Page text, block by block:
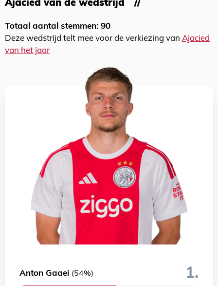
Ajacied van de wedstrijd
Totaal aantal stemmen: 90
Deze wedstrijd telt mee voor de verkiezing van Ajacied
van het jaar
Anton Gaaei (54%) 1.